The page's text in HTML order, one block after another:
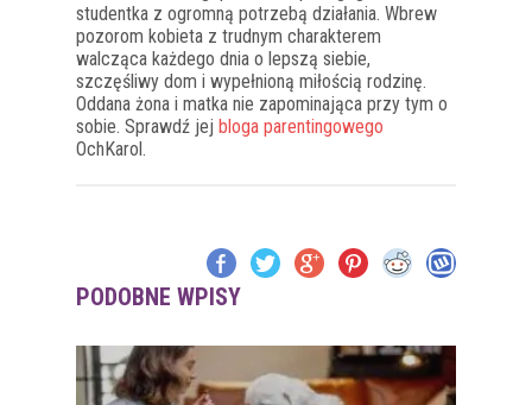
studentka z ogromną potrzebą działania. Wbrew
pozorom kobieta z trudnym charakterem
walcząca każdego dnia o lepszą siebie,
szczęśliwy dom i wypełnioną miłością rodzinę.
Oddana żona i matka nie zapominająca przy tym o
sobie. Sprawdź jej bloga parentingowego
OchKarol.
PODOBNE WPISY